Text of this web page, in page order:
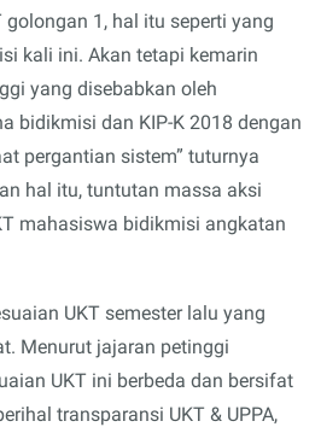
1, hal itu seperti yang
kali ini. Akan tetapi kemarin
yang disebabkan oleh
bidikmisi dan KIP-K 2018 dengan
pergantian sistem” tuturnya
hal itu, tuntutan massa aksi
mahasiswa bidikmisi angkatan
UKT semester lalu yang
Menurut jajaran petinggi
UKT ini berbeda dan bersifat
transparansi UKT & UPPA,